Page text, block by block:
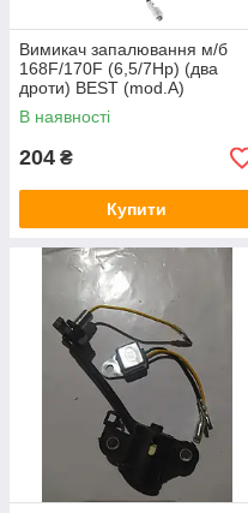
Вимикач запалювання м/б
168F/170F (6,5/7Hp) (два
дроти) BEST (mod.A)
В наявності
204 ₴
Купити